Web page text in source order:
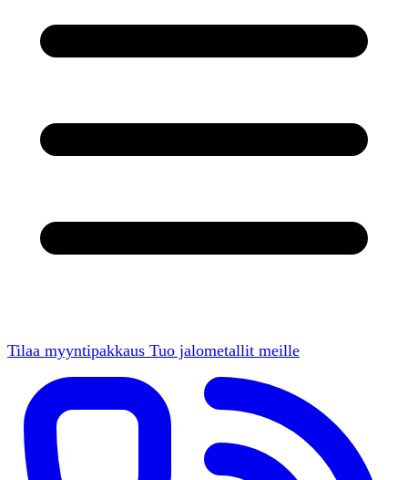
Tilaa myyntipakkaus Tuo jalometallit meille